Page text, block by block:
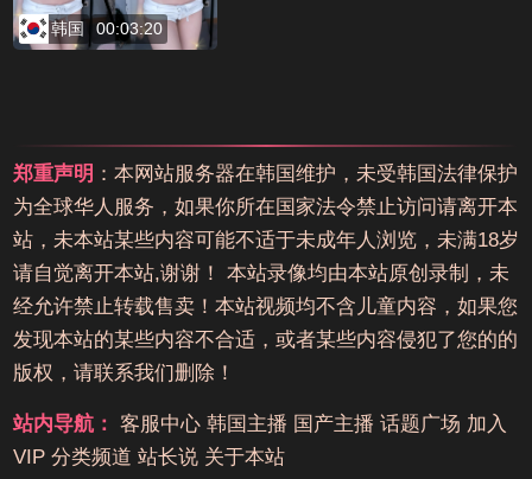
韩国 00:03:20
郑重声明 ：本网站服务器在韩国维护，未受韩国法律保护
为全球华人服务，如果你所在国家法令禁止访问请离开本
站，未本站某些内容可能不适于未成年人浏览，未满18岁
请自觉离开本站,谢谢！ 本站录像均由本站原创录制，未
经允许禁止转载售卖！本站视频均不含儿童内容，如果您
发现本站的某些内容不合适，或者某些内容侵犯了您的的
版权，请联系我们删除！
站内导航： 客服中心 韩国主播 国产主播 话题广场 加入
VIP 分类频道 站长说 关于本站